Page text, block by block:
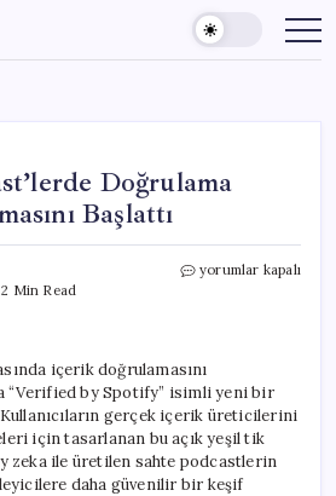
Doğrulama
Başlattı
2 Min Read
Spotify,
Başlattı
için
yorumlar kapalı
içerik doğrulamasını
“Verified by Spotify” isimli yeni bir
gerçek içerik üreticilerini
için tasarlanan bu açık yeşil tik
zeka ile üretilen sahte podcastlerin
daha güvenilir bir keşif